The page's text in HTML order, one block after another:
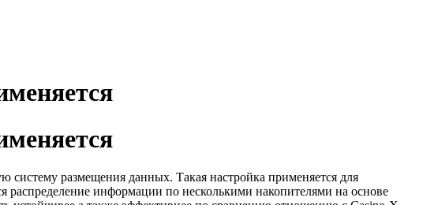
систему размещения данных. Такая настройка применяется для
информации по несколькими накопителями на основе